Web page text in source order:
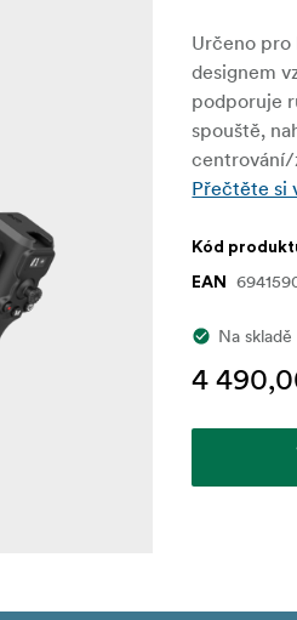
Určeno pro
designem
podporuje
spouště,
centrování/
Přečtěte si
Kód
EAN
Na skladě
4